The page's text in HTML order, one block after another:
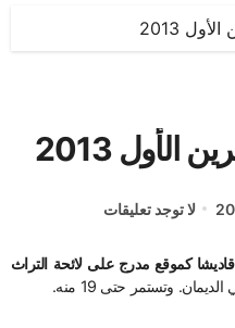
لا توجد تعليقات
وتستمر حتى 19 منه.